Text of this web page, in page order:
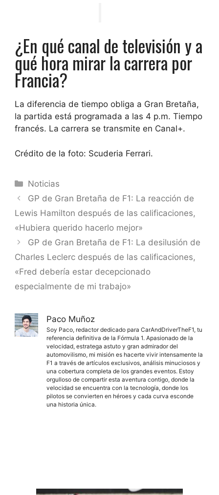
¿En qué canal de televisión y a
qué hora mirar la carrera por
Francia?
La diferencia de tiempo obliga a Gran Bretaña,
la partida está programada a las 4 p.m. Tiempo
francés. La carrera se transmite en Canal+.
Crédito de la foto: Scuderia Ferrari.
Categorías
Noticias
GP de Gran Bretaña de F1: La reacción de
Lewis Hamilton después de las calificaciones,
«Hubiera querido hacerlo mejor»
GP de Gran Bretaña de F1: La desilusión de
Charles Leclerc después de las calificaciones,
«Fred debería estar decepcionado
especialmente de mi trabajo»
Paco Muñoz
Soy Paco, redactor dedicado para CarAndDriverTheF1, tu
referencia definitiva de la Fórmula 1. Apasionado de la
velocidad, estratega astuto y gran admirador del
automovilismo, mi misión es hacerte vivir intensamente la
F1 a través de artículos exclusivos, análisis minuciosos y
una cobertura completa de los grandes eventos. Estoy
orgulloso de compartir esta aventura contigo, donde la
velocidad se encuentra con la tecnología, donde los
pilotos se convierten en héroes y cada curva esconde
una historia única.